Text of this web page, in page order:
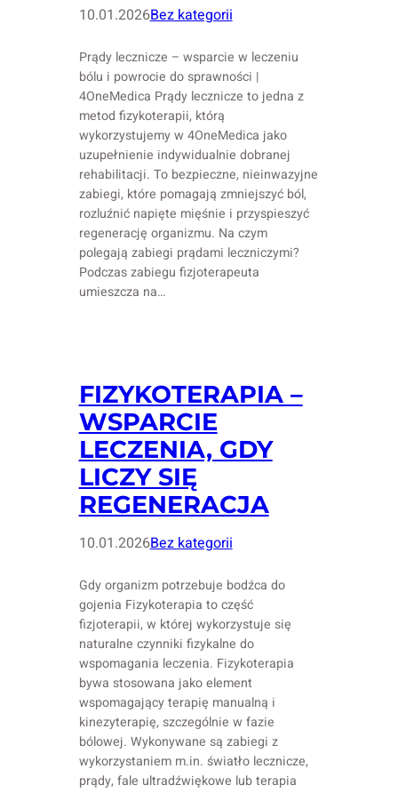
10.01.2026Bez kategorii
Prądy lecznicze – wsparcie w leczeniu
bólu i powrocie do sprawności |
4OneMedica Prądy lecznicze to jedna z
metod fizykoterapii, którą
wykorzystujemy w 4OneMedica jako
uzupełnienie indywidualnie dobranej
rehabilitacji. To bezpieczne, nieinwazyjne
zabiegi, które pomagają zmniejszyć ból,
rozluźnić napięte mięśnie i przyspieszyć
regenerację organizmu. Na czym
polegają zabiegi prądami leczniczymi?
Podczas zabiegu fizjoterapeuta
umieszcza na…
FIZYKOTERAPIA –
WSPARCIE
LECZENIA, GDY
LICZY SIĘ
REGENERACJA
10.01.2026Bez kategorii
Gdy organizm potrzebuje bodźca do
gojenia Fizykoterapia to część
fizjoterapii, w której wykorzystuje się
naturalne czynniki fizykalne do
wspomagania leczenia. Fizykoterapia
bywa stosowana jako element
wspomagający terapię manualną i
kinezyterapię, szczególnie w fazie
bólowej. Wykonywane są zabiegi z
wykorzystaniem m.in. światło lecznicze,
prądy, fale ultradźwiękowe lub terapia